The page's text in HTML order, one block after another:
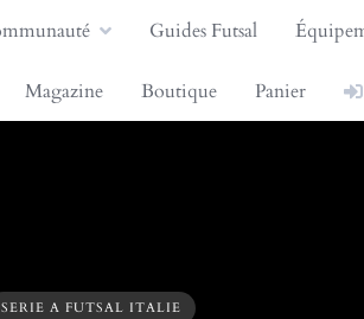
Guides Futsal
Magazine Boutique Panier
SERIE A FUTSAL ITALIE